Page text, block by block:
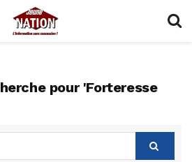
pour 'Forteresse